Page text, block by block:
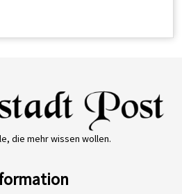
die mehr wissen wollen.